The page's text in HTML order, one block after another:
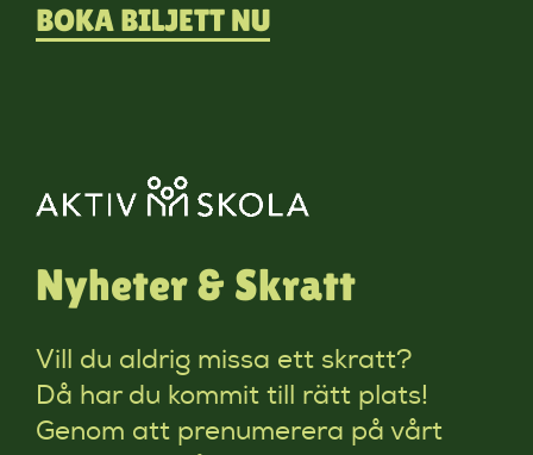
BOKA BILJETT NU
Nyheter & Skratt
Vill du aldrig missa ett skratt?
Då har du kommit till rätt plats!
Genom att prenumerera på vårt